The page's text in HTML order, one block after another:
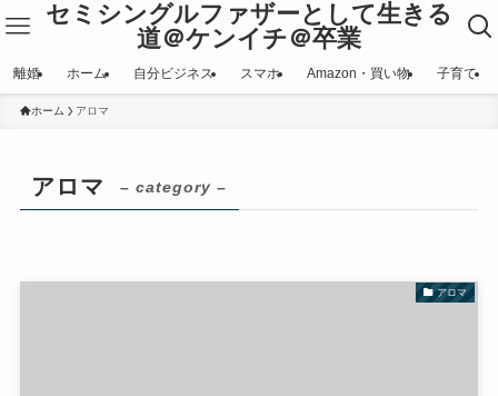
セミシングルファザーとして生きる
道＠ケンイチ＠卒業
離婚 ホーム 自分ビジネス スマホ Amazon・買い物 子育て
ホーム アロマ
アロマ – category –
アロマ